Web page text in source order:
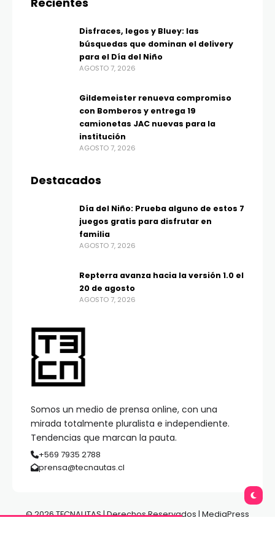
Somos un medio de prensa online, con una
mirada totalmente pluralista e independiente.
Tendencias que marcan la pauta.
+569 7935 2788
prensa@tecnautas.cl
Disfraces, legos y Bluey: las
búsquedas que dominan el delivery
para el Día del Niño
AGOSTO 7, 2026
Gildemeister renueva compromiso
con Bomberos y entrega 19
camionetas JAC nuevas para la
institución
AGOSTO 7, 2026
Destacados
Día del Niño: Prueba alguno de estos 7
juegos gratis para disfrutar en
familia
AGOSTO 7, 2026
Repterra avanza hacia la versión 1.0 el
20 de agosto
AGOSTO 7, 2026
© 2026 TECNAUTAS | Derechos Reservados | MediaPress